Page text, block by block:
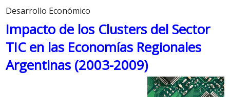
Desarrollo Económico
Impacto de los Clusters del Sector
TIC en las Economías Regionales
Argentinas (2003-2009)